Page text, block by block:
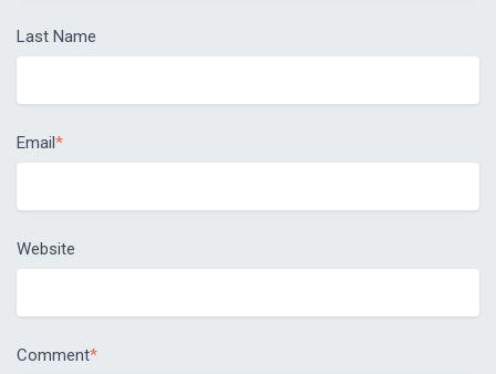
Last Name
Email*
Website
Comment*